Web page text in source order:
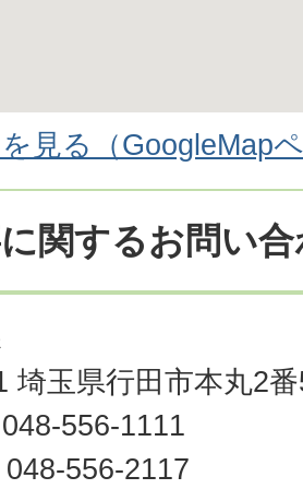
見る（GoogleMap
関するお問い
埼玉県行田市本丸2
556-1111
556-2117